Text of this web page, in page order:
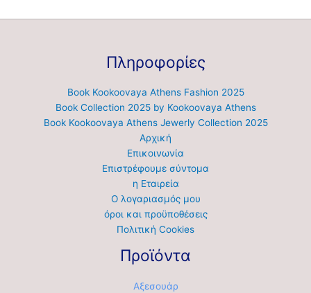
Πληροφορίες
Book Kookoovaya Athens Fashion 2025
Book Collection 2025 by Kookoovaya Athens
Book Kookoovaya Athens Jewerly Collection 2025
Αρχική
Επικοινωνία
Επιστρέφουμε σύντομα
η Εταιρεία
Ο λογαριασμός μου
όροι και προϋποθέσεις
Πολιτική Cookies
Προϊόντα
Αξεσουάρ